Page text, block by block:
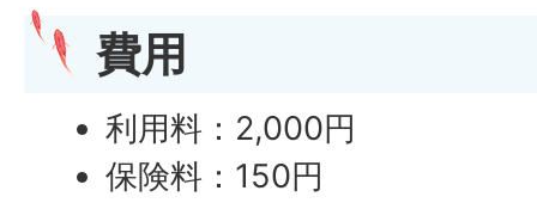
費用
利用料：2,000円
保険料：150円